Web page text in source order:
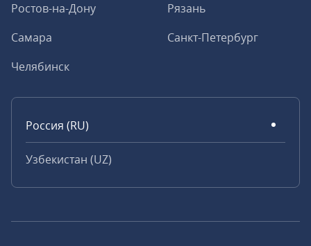
Ростов-на-Дону
Рязань
Самара
Санкт-Петербург
Челябинск
Россия (RU)
Узбекистан (UZ)